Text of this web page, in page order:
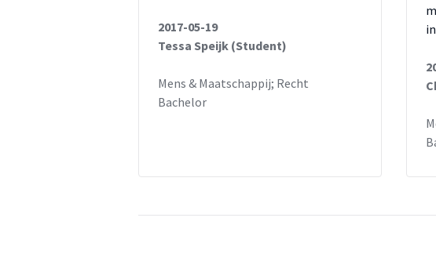
2017-05-19
Tessa Speijk (Student)
Mens & Maatschappij; Recht
Bachelor